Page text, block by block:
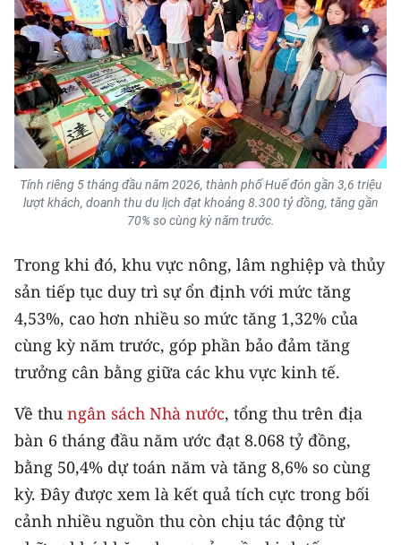
NHÂN DÂN HẰNG THÁNG
MUA BÁO
ĐỌC BÁO IN
ENGLISH
中文
РУССКИЙ
ESPAÑOL
한국어
Tính riêng 5 tháng đầu năm 2026, thành phố Huế đón gần 3,6 triệu
lượt khách, doanh thu du lịch đạt khoảng 8.300 tỷ đồng, tăng gần
70% so cùng kỳ năm trước.
Trong khi đó, khu vực nông, lâm nghiệp và thủy
sản tiếp tục duy trì sự ổn định với mức tăng
4,53%, cao hơn nhiều so mức tăng 1,32% của
cùng kỳ năm trước, góp phần bảo đảm tăng
trưởng cân bằng giữa các khu vực kinh tế.
Về thu ngân sách Nhà nước, tổng thu trên địa
bàn 6 tháng đầu năm ước đạt 8.068 tỷ đồng,
bằng 50,4% dự toán năm và tăng 8,6% so cùng
kỳ. Đây được xem là kết quả tích cực trong bối
cảnh nhiều nguồn thu còn chịu tác động từ